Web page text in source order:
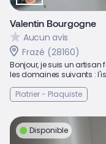
Valentin Bourgogne
Aucun avis
Frazé (28160)
Bonjour, je suis un artisan
les domaines suivants :
Platrier - Plaquiste
Disponible